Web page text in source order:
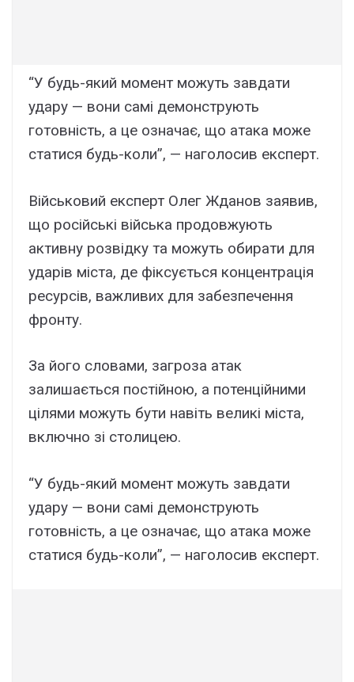
“У будь-який момент можуть завдати
удару — вони самі демонструють
готовність, а це означає, що атака може
статися будь-коли”, — наголосив експерт.
Військовий експерт Олег Жданов заявив,
що російські війська продовжують
активну розвідку та можуть обирати для
ударів міста, де фіксується концентрація
ресурсів, важливих для забезпечення
фронту.
За його словами, загроза атак
залишається постійною, а потенційними
цілями можуть бути навіть великі міста,
включно зі столицею.
“У будь-який момент можуть завдати
удару — вони самі демонструють
готовність, а це означає, що атака може
статися будь-коли”, — наголосив експерт.